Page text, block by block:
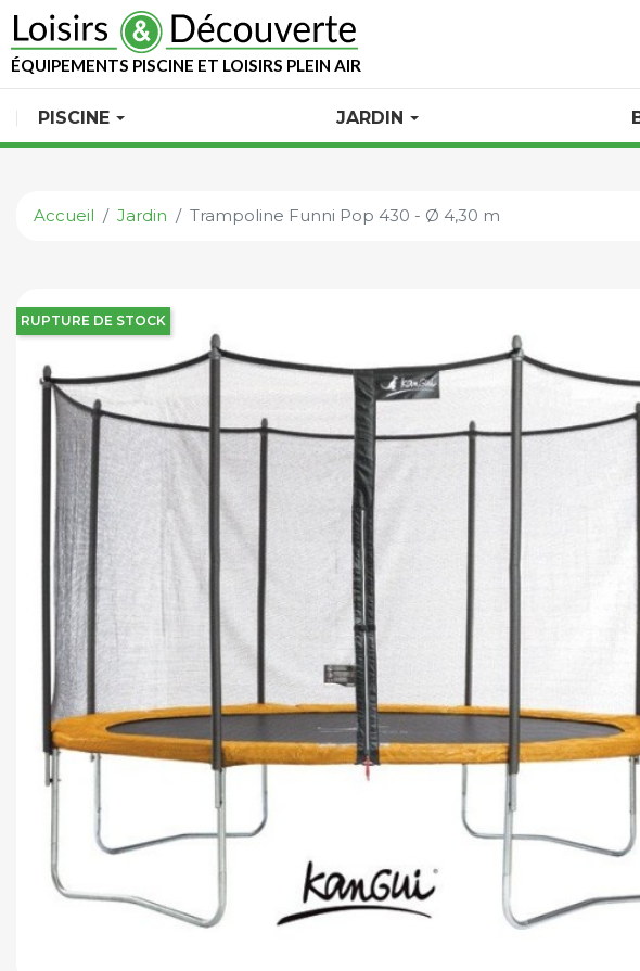
ÉQUIPEMENTS PISCINE ET LOISIRS PLEIN AIR
PISCINE JARDIN
Accueil Jardin Trampoline Funni Pop 430 - Ø 4,30 m
RUPTURE DE STOCK